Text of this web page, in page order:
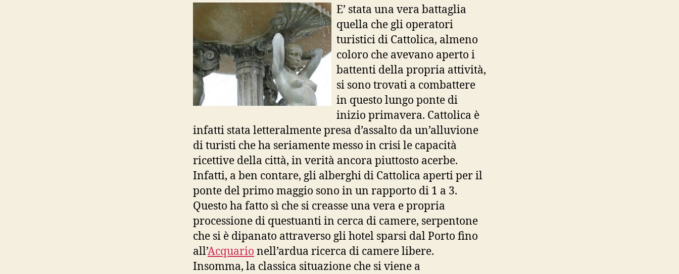
E’ stata una vera battaglia
quella che gli operatori
turistici di Cattolica, almeno
coloro che avevano aperto i
battenti della propria attività,
si sono trovati a combattere
in questo lungo ponte di
inizio primavera. Cattolica è
infatti stata letteralmente presa d’assalto da un’alluvione
di turisti che ha seriamente messo in crisi le capacità
ricettive della città, in verità ancora piuttosto acerbe.
Infatti, a ben contare, gli alberghi di Cattolica aperti per il
ponte del primo maggio sono in un rapporto di 1 a 3.
Questo ha fatto sì che si creasse una vera e propria
processione di questuanti in cerca di camere, serpentone
che si è dipanato attraverso gli hotel sparsi dal Porto fino
all’Acquario nell’ardua ricerca di camere libere.
Insomma, la classica situazione che si viene a